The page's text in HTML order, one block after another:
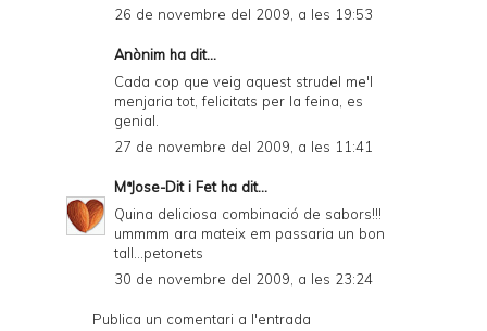
26 de novembre del 2009, a les 19:53
Anònim ha dit...
Cada cop que veig aquest strudel me'l
menjaria tot, felicitats per la feina, es
genial.
27 de novembre del 2009, a les 11:41
MªJose-Dit i Fetha dit...
Quina deliciosa combinació de sabors!!!
ummmm ara mateix em passaria un bon
tall...petonets
30 de novembre del 2009, a les 23:24
Publica un comentari a l'entrada